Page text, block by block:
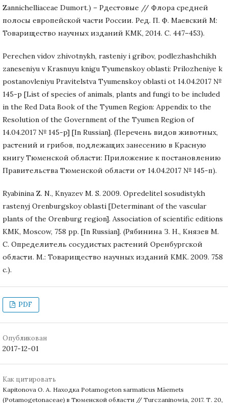
Zannichelliaceae Dumort.) – Рдестовые // Флора средней
полосы европейской части России. Ред. П. Ф. Маевский М:
Товарищество научных изданий КМК, 2014. С. 447–453).
Perechen vidov zhivotnykh, rasteniy i gribov, podlezhashchikh
zaneseniyu v Krasnuyu knigu Tyumenskoy oblasti: Prilozheniye k
postanovleniyu Pravitelstva Tyumenskoy oblasti ot 14.04.2017 №
145-p [List of species of animals, plants and fungi to be included
in the Red Data Book of the Tyumen Region: Appendix to the
Resolution of the Government of the Tyumen Region of
14.04.2017 № 145-p] [In Russian]. (Перечень видов животных,
растений и грибов, подлежащих занесению в Красную
книгу Тюменской области: Приложение к постановлению
Правительства Тюменской области от 14.04.2017 № 145-п).
Ryabinina Z. N., Knyazev M. S. 2009. Opredelitel sosudistykh
rastenyj Orenburgskoy oblasti [Determinant of the vascular
plants of the Orenburg region]. Association of scientific editions
KMK, Moscow, 758 pp. [In Russian]. (Рябинина З. Н., Князев М.
С. Определитель сосудистых растений Оренбургской
области. М.: Товарищество научных изданий КМК. 2009. 758
с.).
PDF
Опубликован
2017-12-01
Как цитировать
Kapitonova O. A. Находка Potamogeton sarmaticus Mäemets
(Potamogetonaceae) в Тюменской области // Turczaninowia, 2017. Т. 20,